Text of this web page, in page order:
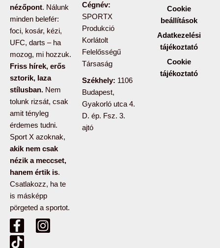
nézőpont. Nálunk
minden belefér:
foci, kosár, kézi,
UFC, darts – ha
mozog, mi hozzuk.
Friss hírek, erős
sztorik, laza
stílusban. Nem
tolunk rizsát, csak
amit tényleg
érdemes tudni.
Sport X azoknak,
akik nem csak
nézik a meccset,
hanem értik is.
Csatlakozz, ha te
is másképp
pörgeted a sportot.
F
a
c
I
n
T
i
k
Cégnév:
SPORTX
Produkció
Korlátolt
Felelősségű
Társaság
Székhely: 1106
Budapest,
Gyakorló utca 4.
D. ép. Fsz. 3.
ajtó
Cookie
beállítások
Adatkezelési
tájékoztató
Cookie
tájékoztató